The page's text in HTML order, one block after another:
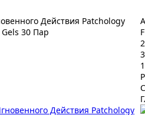
Действия Patchology
30 Пар
2